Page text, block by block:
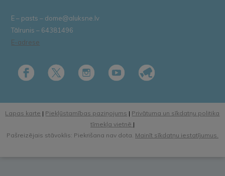
E – pasts – dome@aluksne.lv
Tālrunis – 64381496
E-adrese
Lapas karte | Piekļūstamības paziņojums | Privātuma un sīkdatņu politika
tīmekļa vietnē |
Pašreizējais stāvoklis: Piekrišana nav dota. Mainīt sīkdatņu iestatījumus.